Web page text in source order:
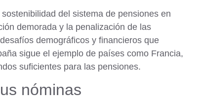
del sistema de pensiones en
demorada y la penalización de las
demográficos y financieros que
sigue el ejemplo de países como Francia,
suficientes para las pensiones.
nóminas